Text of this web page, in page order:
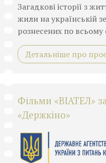
Загадкові історії з
жили на українській
рознесених по всьому
Детальніше про
Фільми «ВІАТЕЛ»
«Держкіно»